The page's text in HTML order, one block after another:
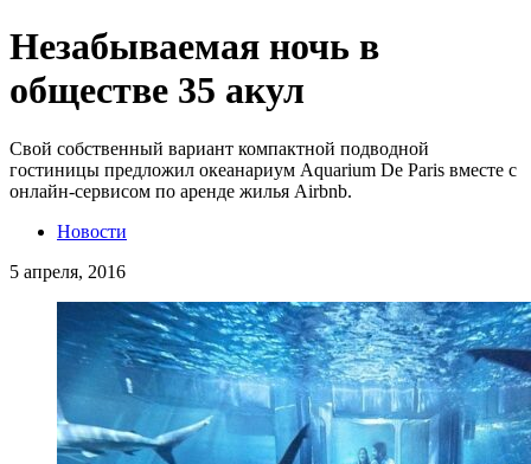
Незабываемая ночь в
обществе 35 акул
Свой собственный вариант компактной подводной
гостиницы предложил океанариум Aquarium De Paris вместе с
онлайн-сервисом по аренде жилья Airbnb.
Новости
5 апреля, 2016